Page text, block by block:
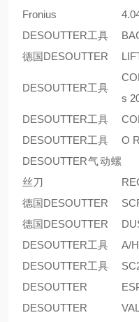
Fronius
DESOUTTER工具
德国DESOUTTER
DESOUTTER工具
s
DESOUTTER工具
DESOUTTER工具
O
DESOUTTER气动螺
丝刀
德国DESOUTTER
德国DESOUTTER
DESOUTTER工具
A/
DESOUTTER工具
DESOUTTER
DESOUTTER